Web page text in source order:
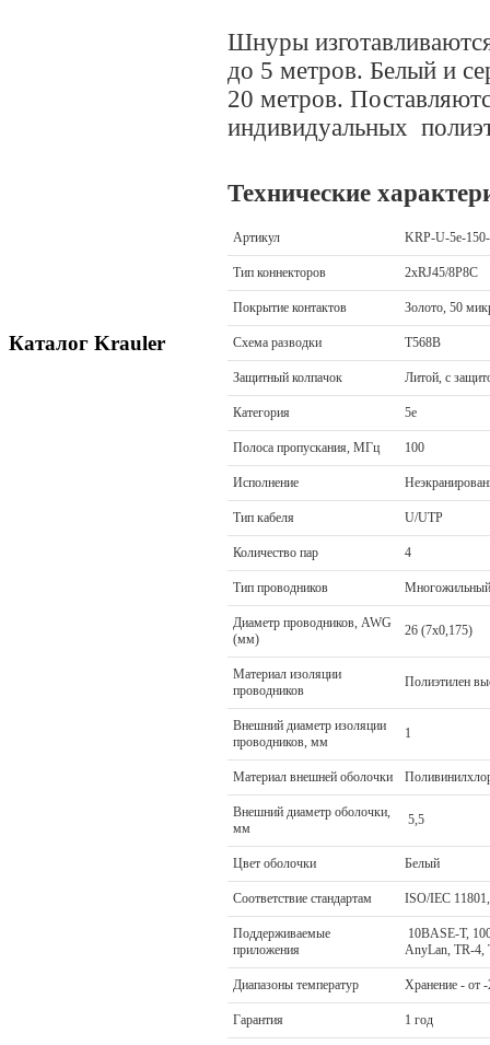
Каталог Krauler
Шнуры
до 5 метров. Белый и
20 метров.
индивидуальных
Технические
Артикул KRP-U-5e-
Тип коннекторов 2xRJ45/8P8C
Покрытие контактов Золото, 50
Схема разводки T568B
Защитный колпачок Литой, с
Категория 5e
Полоса пропускания, МГц 100
Исполнение
Тип кабеля U/UTP
Количество пар 4
Тип проводников Многожильный
Диаметр проводников, AWG
(мм)
26 (7x0,175)
Материал изоляции
проводников
Полиэтилен
Внешний диаметр изоляции
проводников, мм
1
Материал внешней оболочки
Внешний диаметр оболочки,
мм
5,5
Цвет оболочки Белый
Соответствие стандартам ISO/IEC
Поддерживаемые
приложения
10BASE-T,
AnyLan,
Диапазоны температур Хранение - от
Гарантия 1 год